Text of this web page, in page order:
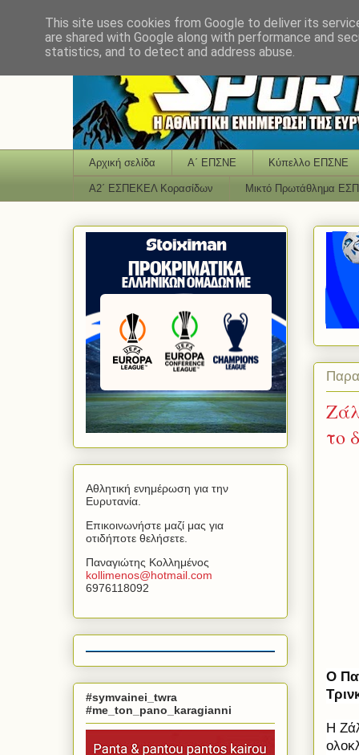
Αρχική σελίδα Α΄ ΕΠΣΝΕ Κύπελλο ΕΠΣΝΕ
Α2΄ ΕΣΠΕΚΕΛ Κορασίδων Μικτό Πρωτάθλημα
το
Ο
Η
Αθλητική ενημέρωση για την
Ευρυτανία.
Επικοινωνήστε μαζί μας για
οτιδήποτε θελήσετε.
Παναγιώτης Κολλημένος
kollimenos@hotmail com
6976118092
#symvainei_twra
#me_ton_pano_karagianni
This site uses cookies from Google to deliver its
are shared with Google along with performance and
statistics, and to detect and address abuse.